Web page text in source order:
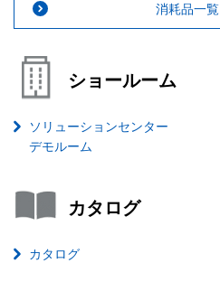
消耗品一覧
ショールーム
ソリューションセンター
デモルーム
カタログ
カタログ